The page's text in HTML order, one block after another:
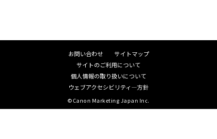
お問い合わせ
サイトマップ
サイトのご利用について
個人情報の取り扱いについて
ウェブアクセシビリティ―方針
©Canon Marketing Japan Inc.